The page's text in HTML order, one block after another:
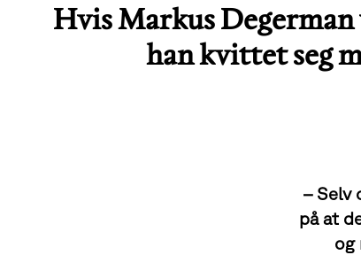
Hvis Markus
han kvittet seg
– Selv
på at
og